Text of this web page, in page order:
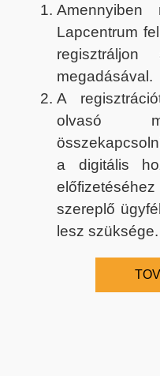
Amennyiben
Lapcentrum
megadásával.
A
olvasó
a digitális
szereplő
lesz szüksége.